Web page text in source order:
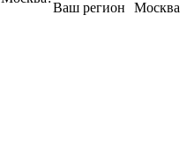
Москва
Ваш регион